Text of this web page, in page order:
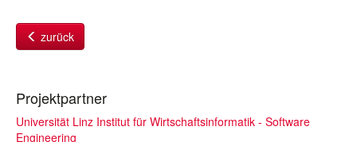
zurück
Projektpartner
Universität Linz Institut für Wirtschaftsinformatik - Software
Engineering